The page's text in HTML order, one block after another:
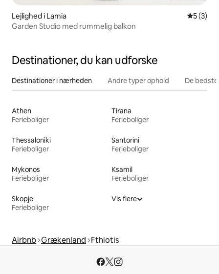
Lejlighed i Lamia 5 ud af 5
5 (3)
Garden Studio med rummelig balkon
Destinationer, du kan udforske
Destinationer i nærheden Andre typer ophold De
Athen
Ferieboliger
Tirana
Ferieboliger
Thessaloniki
Ferieboliger
Santorini
Ferieboliger
Mykonos
Ferieboliger
Ksamil
Ferieboliger
Skopje
Ferieboliger
Vis flere
Airbnb Grækenland Fthiotis